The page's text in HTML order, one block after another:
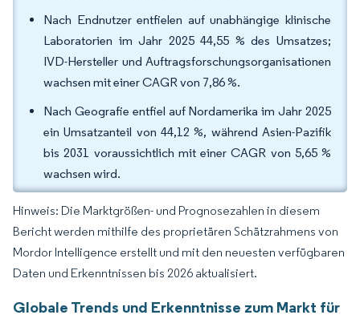
Nach Endnutzer entfielen auf unabhängige klinische
Laboratorien im Jahr 2025 44,55 % des Umsatzes;
IVD-Hersteller und Auftragsforschungsorganisationen
wachsen mit einer CAGR von 7,86 %.
Nach Geografie entfiel auf Nordamerika im Jahr 2025
ein Umsatzanteil von 44,12 %, während Asien-Pazifik
bis 2031 voraussichtlich mit einer CAGR von 5,65 %
wachsen wird.
Hinweis: Die Marktgrößen- und Prognosezahlen in diesem
Bericht werden mithilfe des proprietären Schätzrahmens von
Mordor Intelligence erstellt und mit den neuesten verfügbaren
Daten und Erkenntnissen bis 2026 aktualisiert.
Globale Trends und Erkenntnisse zum Markt für